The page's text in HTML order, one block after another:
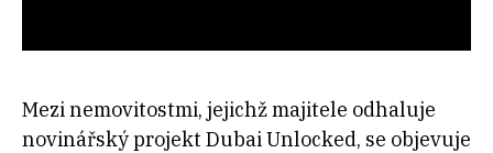
Mezi nemovitostmi, jejichž majitele odhaluje
novinářský projekt Dubai Unlocked, se objevuje